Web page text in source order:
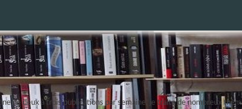
de deux à trois publications par semaine, je traite de nombreux